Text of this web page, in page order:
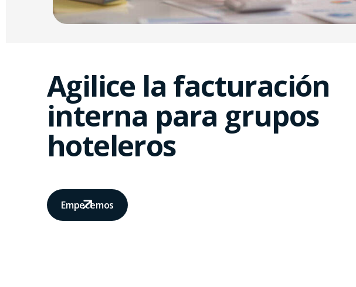
Agilice la facturación
interna para grupos
hoteleros
Empecemos